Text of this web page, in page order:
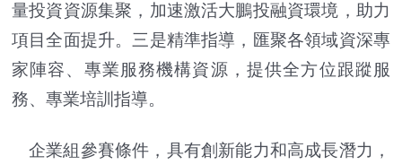
量投資資源集聚，加速激活大鵬投融資環境，助力
項目全面提升。三是精準指導，匯聚各領域資深專
家陣容、專業服務機構資源，提供全方位跟蹤服
務、專業培訓指導。
企業組參賽條件，具有創新能力和高成長潛力，